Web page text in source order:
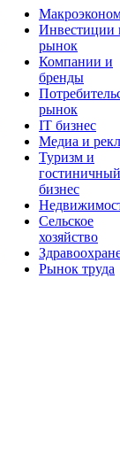
Инвестиции
рынок
Компании и
бренды
рынок
IT бизнес
Медиа и
Туризм и
гостиничный
бизнес
Сельское
хозяйство
Рынок труда